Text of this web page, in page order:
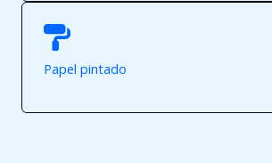
Papel pintado